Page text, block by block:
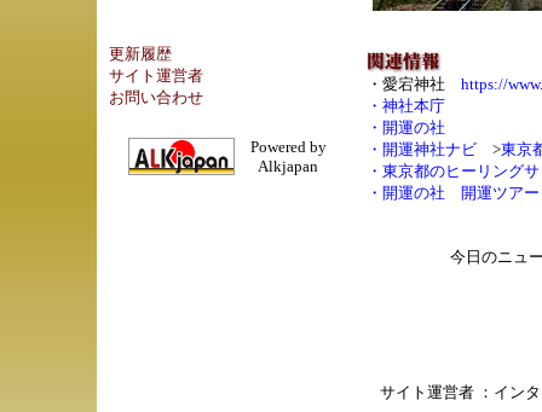
更新履歴
サイト運営者
お問い合わせ
Powered by
Alkjapan
・ 愛宕神社
https://
・ 神社本庁
・ 開運の社
・ 開運神社ナビ >東京
・ 東京都のヒーリング
・ 開運の社 開運ツアー
今日のニュ
サイト運営者 ： イン